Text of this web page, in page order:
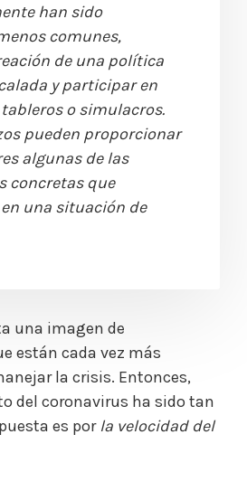
han sido
comunes,
de una política
y participar en
o simulacros.
pueden proporcionar
algunas de las
concretas que
una situación de
una imagen de
están cada vez más
la crisis. Entonces,
del coronavirus ha sido tan
es por la velocidad del